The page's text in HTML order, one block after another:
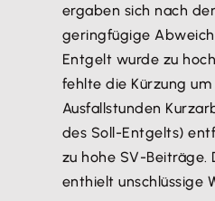
ergaben sich nach
geringfügige
Entgelt wurde zu
fehlte die Kürzung
Ausfallstunden
des Soll-Entgelts)
zu hohe SV-Beiträge.
enthielt unschlüssige